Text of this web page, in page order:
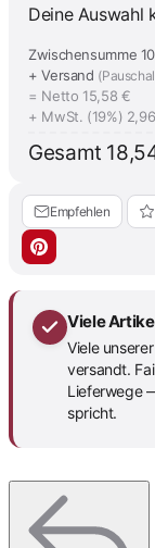
Deine Auswahl
Zwischensumme
+ Versand
= Netto 15,58 €
+ MwSt. (19%)
Gesamt
Empfehlen
Viele
Viele
versandt.
Lieferwege
spricht.